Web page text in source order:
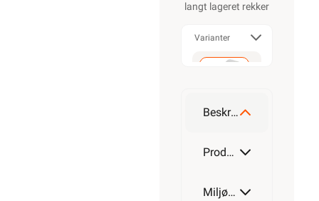
langt lageret rekker
Varianter
Beskrivelse
Produktdetaljer
Miljøparametere